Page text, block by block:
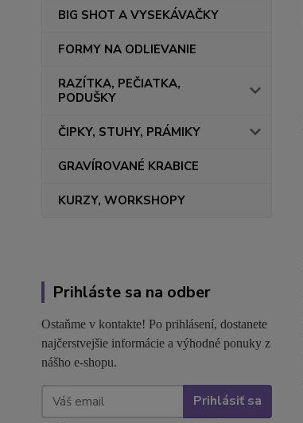
BIG SHOT A VYSEKÁVAČKY
FORMY NA ODLIEVANIE
RAZÍTKA, PEČIATKA,
PODUŠKY
ČIPKY, STUHY, PRÁMIKY
GRAVÍROVANÉ KRABICE
KURZY, WORKSHOPY
Prihláste sa na odber
Ostaňme v kontakte! Po prihlásení, dostanete
najčerstvejšie informácie a výhodné ponuky z
nášho e-shopu.
Prihlásiť sa